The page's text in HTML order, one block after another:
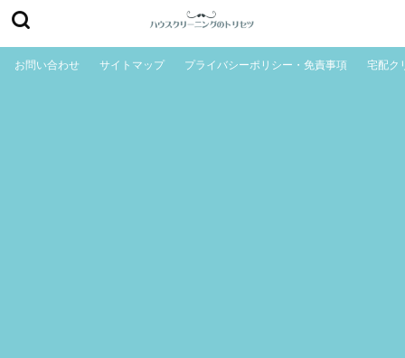
お問い合わせ サイトマップ プライバシーポリシー・免責事項 宅配ク